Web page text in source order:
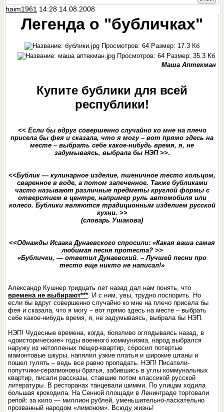
haim1961 14:28 14.08.2008
Легенда о "бубличках"
Маша Аптекман
Купите бублики для всей
республики!
<< Если бы вдруг совершенно случайно ко мне на плечо
присела бы фея и сказала, что я могу – вот прямо здесь на
месте – выбрать себе какое-нибудь время, я, не
задумываясь, выбрала бы НЭП >>.
<<Бублик — кулинарное изделие, пшеничное тесто кольцом,
сваренное в воде, а потом запеченное. Также бубликами
часто называют различные предметы круглой формы с
отверстием в центре, например руль автомобиля или
колесо. Бублики являются традиционным изделием русской
кухни. >>
(словарь Ушакова)
<<Однажды Исаака Дунаевского спросили: «Какая ваша самая
любимая песня протеста? >>
«Бублички, — ответил Дунаевский. – Лучшей песни про
тесто еще никто не написал!»
Александр Кушнер тридцать лет назад дал нам понять, что
времена не выбирают***. И с ним, увы, трудно поспорить. Но
если бы вдруг совершенно случайно ко мне на плечо присела бы
фея и сказала, что я могу – вот прямо здесь на месте – выбрать
себе какое-нибудь время, я, не задумываясь, выбрала бы НЭП.
НЭП! Чудесные времена, когда, боязливо оглядываясь назад, в
«доисторические» годы военного коммунизма, народ выбрался
наружу из нетопленых пещер-квартир, сбросил потертые
мамонтовые шкуры, напялил узкие платья и широкие штаны и
пошел гулять – ведь все равно пропадать. НЭП! Писатели-
попутчики-серапионовы братья, забившись в углы коммунальных
квартир, писали рассказы, ставшие потом классикой русской
литературы. В ресторанах танцевали шимми. По улицам ходила
большая крокодила. На Сенной площади в Ленинграде торговали
репой: за кило — миллион рублей, уменьшительно-ласкательно
прозванный народом «лимоном». Всюду жизнь!